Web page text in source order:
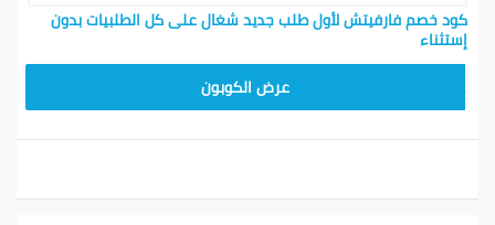
كود خصم فارفيتش لأول طلب جديد شغال على كل الطلبيات بدون
إستثناء
عرض الكوبون